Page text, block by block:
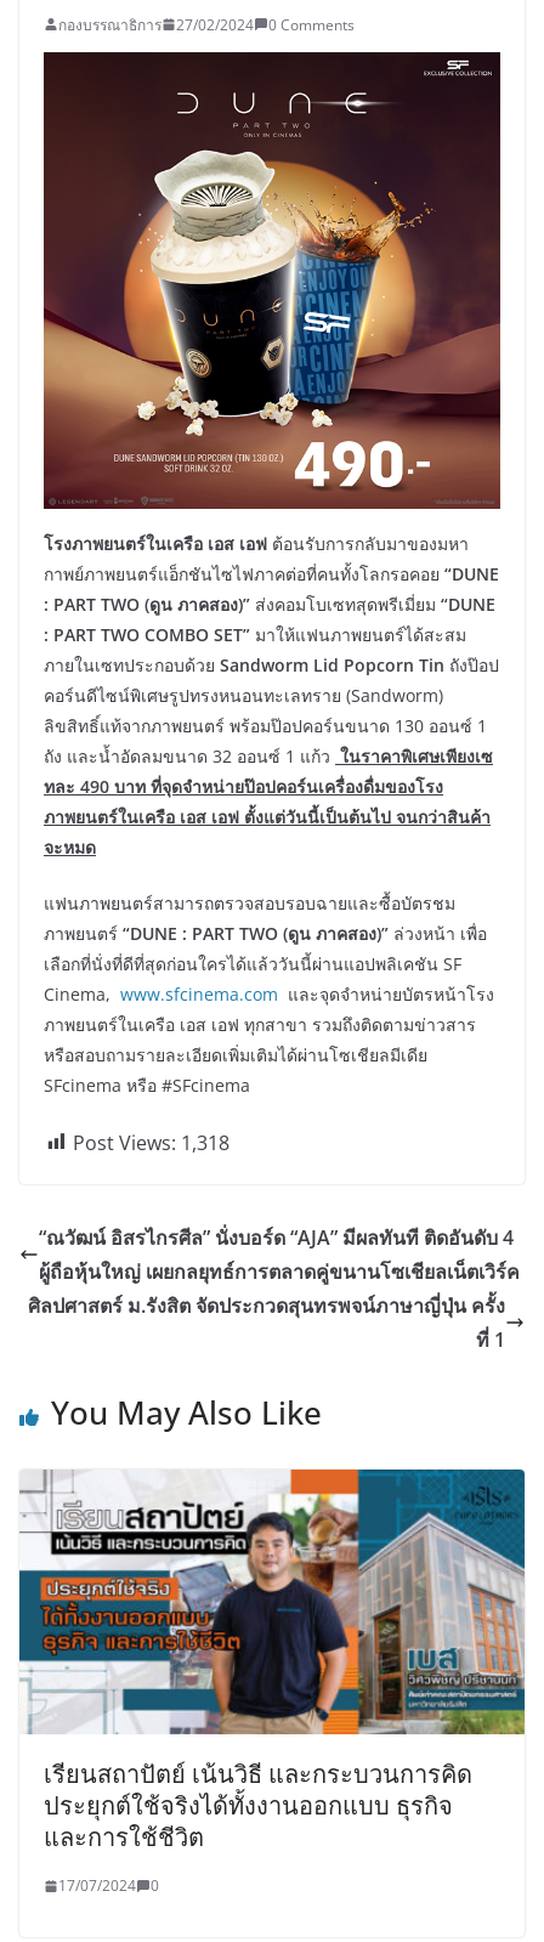
กองบรรณาธิการ 27/02/2024 0 Comments
โรงภาพยนตร์ในเครือ เอส เอฟ ต้อนรับการกลับมาของมหา
กาพย์ภาพยนตร์แอ็กชันไซไฟภาคต่อที่คนทั้งโลกรอคอย “DUNE
: PART TWO (ดูน ภาคสอง)” ส่งคอมโบเซทสุดพรีเมี่ยม “DUNE
: PART TWO COMBO SET” มาให้แฟนภาพยนตร์ได้สะสม
ภายในเซทประกอบด้วย Sandworm Lid Popcorn Tin ถังป๊อป
คอร์นดีไซน์พิเศษรูปทรงหนอนทะเลทราย (Sandworm)
ลิขสิทธิ์แท้จากภาพยนตร์ พร้อมป๊อปคอร์นขนาด 130 ออนซ์ 1
ถัง และน้ำอัดลมขนาด 32 ออนซ์ 1 แก้ว ในราคาพิเศษเพียงเซ
ทละ 490 บาท ที่จุดจำหน่ายป๊อปคอร์นเครื่องดื่มของโรง
ภาพยนตร์ในเครือ เอส เอฟ ตั้งแต่วันนี้เป็นต้นไป จนกว่าสินค้า
จะหมด
แฟนภาพยนตร์สามารถตรวจสอบรอบฉายและซื้อบัตรชม
ภาพยนตร์ “DUNE : PART TWO (ดูน ภาคสอง)” ล่วงหน้า เพื่อ
เลือกที่นั่งที่ดีที่สุดก่อนใครได้แล้ววันนี้ผ่านแอปพลิเคชัน SF
Cinema, www.sfcinema.com และจุดจำหน่ายบัตรหน้าโรง
ภาพยนตร์ในเครือ เอส เอฟ ทุกสาขา รวมถึงติดตามข่าวสาร
หรือสอบถามรายละเอียดเพิ่มเติมได้ผ่านโซเชียลมีเดีย
SFcinema หรือ #SFcinema
Post Views: 1,318
“ณวัฒน์ อิสรไกรศีล” นั่งบอร์ด “AJA” มีผลทันที ติดอันดับ 4
ผู้ถือหุ้นใหญ่ เผยกลยุทธ์การตลาดคู่ขนานโซเชียลเน็ตเวิร์ค
ศิลปศาสตร์ ม.รังสิต จัดประกวดสุนทรพจน์ภาษาญี่ปุ่น ครั้ง
ที่ 1
You May Also Like
เรียนสถาปัตย์ เน้นวิธี และกระบวนการคิด
ประยุกต์ใช้จริงได้ทั้งงานออกแบบ ธุรกิจ
และการใช้ชีวิต
17/07/2024 0